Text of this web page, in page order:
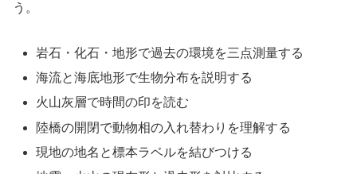
う。
岩石・化石・地形で過去の環境を三点測量する
海流と海底地形で生物分布を説明する
火山灰層で時間の印を読む
陸橋の開閉で動物相の入れ替わりを理解する
現地の地名と標本ラベルを結びつける